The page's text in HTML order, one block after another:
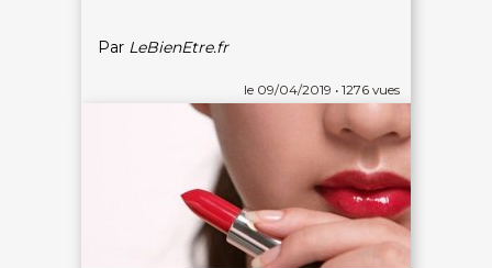
le 09/04/2019 • 1276 vues
Par LeBienEtre.fr